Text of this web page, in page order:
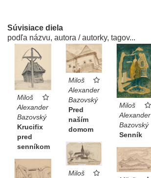
Súvisiace diela
podľa názvu, autora / autorky, tagov...
Miloš
Alexander
Bazovský
Krucifix
pred
senníkom
Miloš
Alexander
Bazovský
Pred
naším
domom
Miloš
Alexander
Bazovský
Senník
Miloš